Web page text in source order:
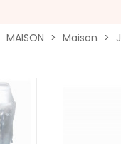
MAISON Maison